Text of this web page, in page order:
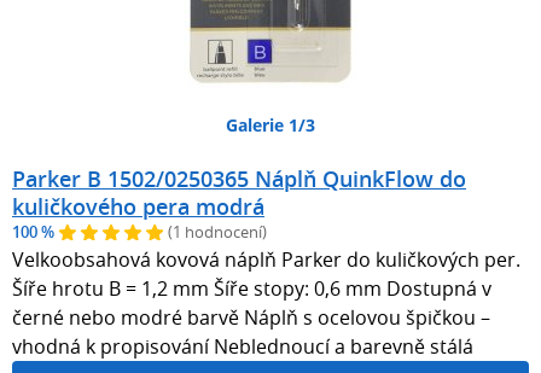
Galerie 1/3
Parker B 1502/0250365 Náplň QuinkFlow do
kuličkového pera modrá
100 % (1 hodnocení)
Velkoobsahová kovová náplň Parker do kuličkových per.
Šíře hrotu B = 1,2 mm Šíře stopy: 0,6 mm Dostupná v
černé nebo modré barvě Náplň s ocelovou špičkou –
vhodná k propisování Neblednoucí a barevně stálá